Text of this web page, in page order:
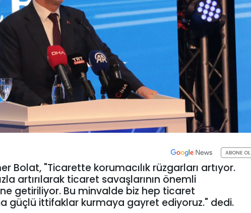
ABONE OL
Bolat, "Ticarette korumacılık rüzgarları artıyor.
artırılarak ticaret savaşlarının önemli
getiriliyor. Bu minvalde biz hep ticaret
güçlü ittifaklar kurmaya gayret ediyoruz." dedi.